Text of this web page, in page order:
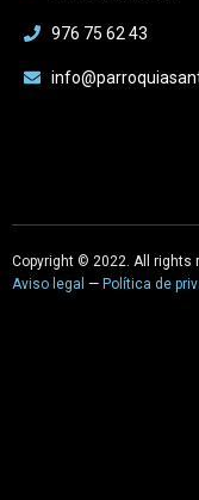
976 75 62 43
Copyright © 2022. All rights
Aviso legal — Política de